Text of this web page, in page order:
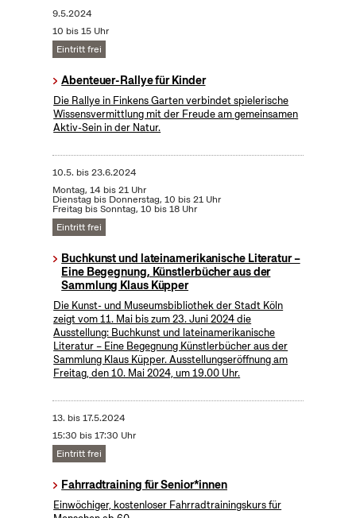
9.5.2024
10 bis 15 Uhr
Eintritt frei
Abenteuer-Rallye für Kinder
Die Rallye in Finkens Garten verbindet spielerische
Wissensvermittlung mit der Freude am gemeinsamen
Aktiv-Sein in der Natur.
10.5. bis23.6.2024
Montag, 14 bis 21 Uhr
Dienstag bis Donnerstag, 10 bis 21 Uhr
Freitag bis Sonntag, 10 bis 18 Uhr
Eintritt frei
Buchkunst und lateinamerikanische Literatur –
Eine Begegnung, Künstlerbücher aus der
Sammlung Klaus Küpper
Die Kunst- und Museumsbibliothek der Stadt Köln
zeigt vom 11. Mai bis zum 23. Juni 2024 die
Ausstellung: Buchkunst und lateinamerikanische
Literatur – Eine Begegnung Künstlerbücher aus der
Sammlung Klaus Küpper. Ausstellungseröffnung am
Freitag, den 10. Mai 2024, um 19.00 Uhr.
13. bis17.5.2024
15:30 bis 17:30 Uhr
Eintritt frei
Fahrradtraining für Senior*innen
Einwöchiger, kostenloser Fahrradtrainingskurs für